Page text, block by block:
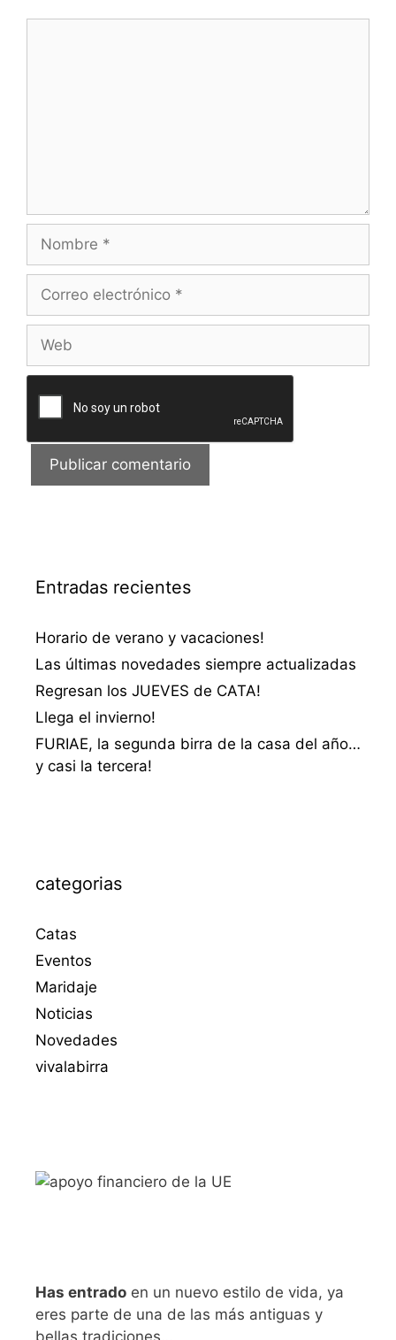
electrónico
Entradas recientes
Horario de verano y vacaciones!
Las últimas novedades siempre actualizadas
Regresan los JUEVES de CATA!
Llega el invierno!
FURIAE, la segunda birra de la casa del año…
y casi la tercera!
categorias
Catas
Eventos
Maridaje
Noticias
Novedades
vivalabirra
Has entrado en un nuevo estilo de vida, ya
eres parte de una de las más antiguas y
bellas tradiciones…